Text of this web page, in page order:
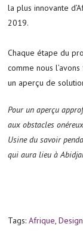
la plus innovante
2019.
Chaque étape du
comme nous
un aperçu de
Pour un aperçu
aux obstacles
Usine du savoir
qui aura lieu à
Tags:Afrique,